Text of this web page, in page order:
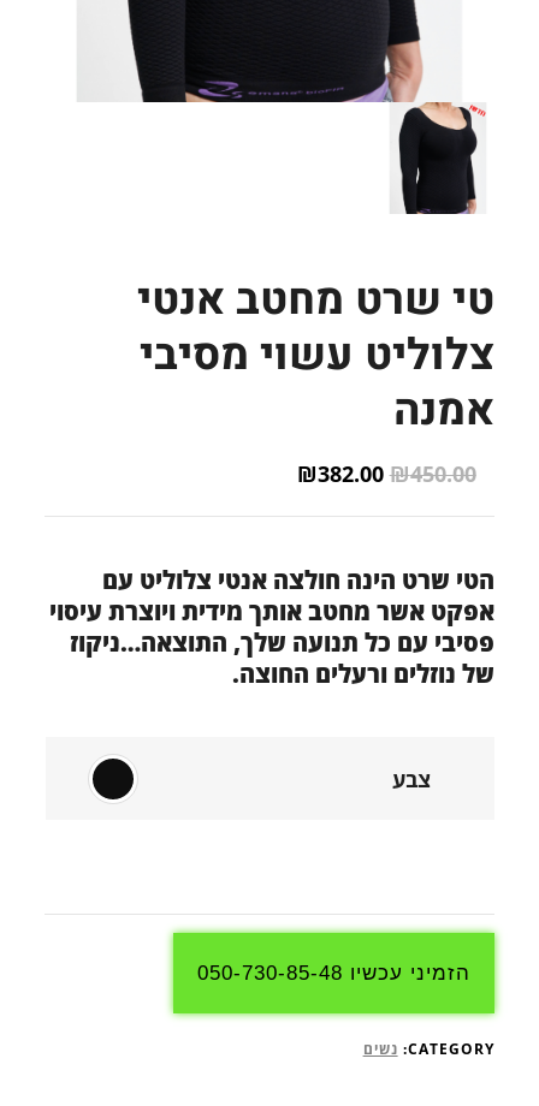
טי שרט מחטב אנטי
צלוליט עשוי מסיבי
אמנה
₪450.00
Original
₪450.00.
₪382.00
₪382.00.
הטי שרט הינה חולצה אנטי צלוליט עם
אפקט אשר מחטב אותך מידית ויוצרת עיסוי
פסיבי עם כל תנועה שלך, התוצאה…ניקוז
של נוזלים ורעלים החוצה.
צבע
הזמיני עכשיו 050-730-85-48
CATEGORY: נשים